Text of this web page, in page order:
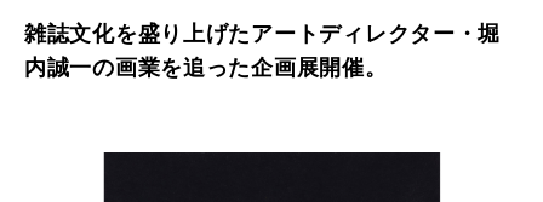
雑誌文化を盛り上げたアートディレクター・堀
内誠一の画業を追った企画展開催。